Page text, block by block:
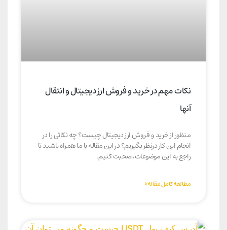
نکات مهم در خرید و فروش ارز دیجیتال و انتقال
آنها
منظور از خرید و فروش ارز دیجیتال چیست؟ چه نکاتی را در
انجام این کار درنظر بگیریم؟ در این مقاله با ما همراه باشید تا
راجع به این موضوعات، صحبت کنیم.
مطالعه کامل مقاله»